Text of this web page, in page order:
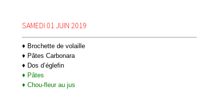
SAMEDI 01 JUIN 2019
♦ Brochette de volaille
♦ Pâtes Carbonara
♦ Dos d’églefin
♦ Pâtes
♦ Chou-fleur au jus